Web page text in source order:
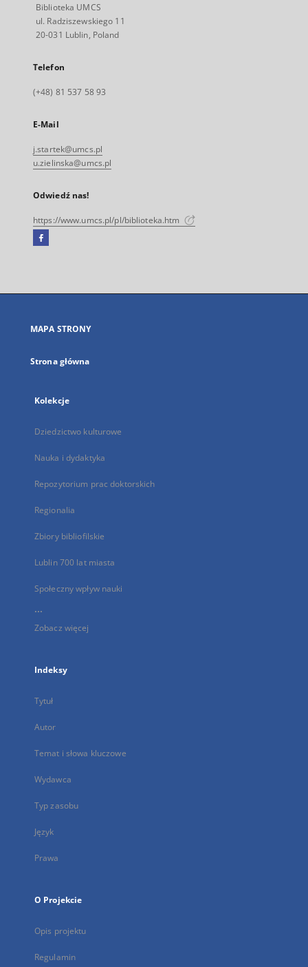
Biblioteka UMCS
ul. Radziszewskiego 11
20-031 Lublin, Poland
Telefon
(+48) 81 537 58 93
E-Mail
j.startek@umcs.pl
u.zielinska@umcs.pl
Odwiedź nas!
https://www.umcs.pl/pl/biblioteka.htm
Facebook
się
karcie
MAPA STRONY
Strona główna
Kolekcje
Dziedzictwo kulturowe
Nauka i dydaktyka
Repozytorium prac doktorskich
Regionalia
Zbiory bibliofilskie
Lublin 700 lat miasta
Społeczny wpływ nauki
...
Zobacz więcej
Indeksy
Tytuł
Autor
Temat i słowa kluczowe
Wydawca
Typ zasobu
Język
Prawa
O Projekcie
Opis projektu
Regulamin